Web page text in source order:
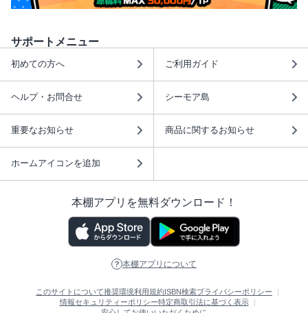
サポートメニュー
初めての方へ ご利用ガイド
ヘルプ・お問合せ シーモア島
重要なお知らせ 商品に関するお知らせ
ホームアイコンを追加
本棚アプリを無料ダウンロード！
本棚アプリについて
このサイトについて推奨環境利用規約ISBN検索プライバシーポリシー
情報セキュリティーポリシー特定商取引法に基づく表示